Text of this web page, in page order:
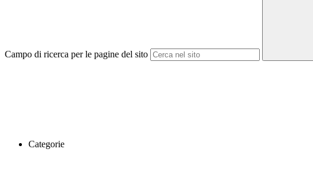
Campo di ricerca per le pagine del sito
Categorie